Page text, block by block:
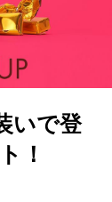
いで登
！